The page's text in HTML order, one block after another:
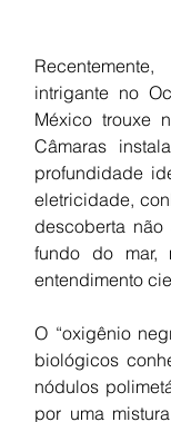
intrigante no
México trouxe
Câmaras
profundidade
eletricidade,
descoberta
fundo do mar,
entendimento
O “oxigênio
biológicos
nódulos
por uma